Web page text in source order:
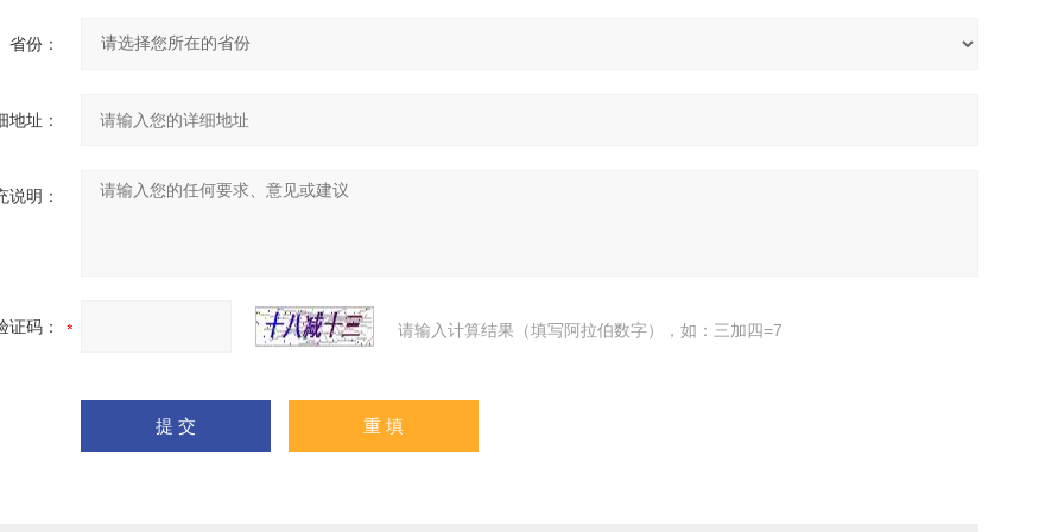
省份：
地址：
说明：
证码： 请输入计算结果（填写阿拉伯数字），如：三加四=7